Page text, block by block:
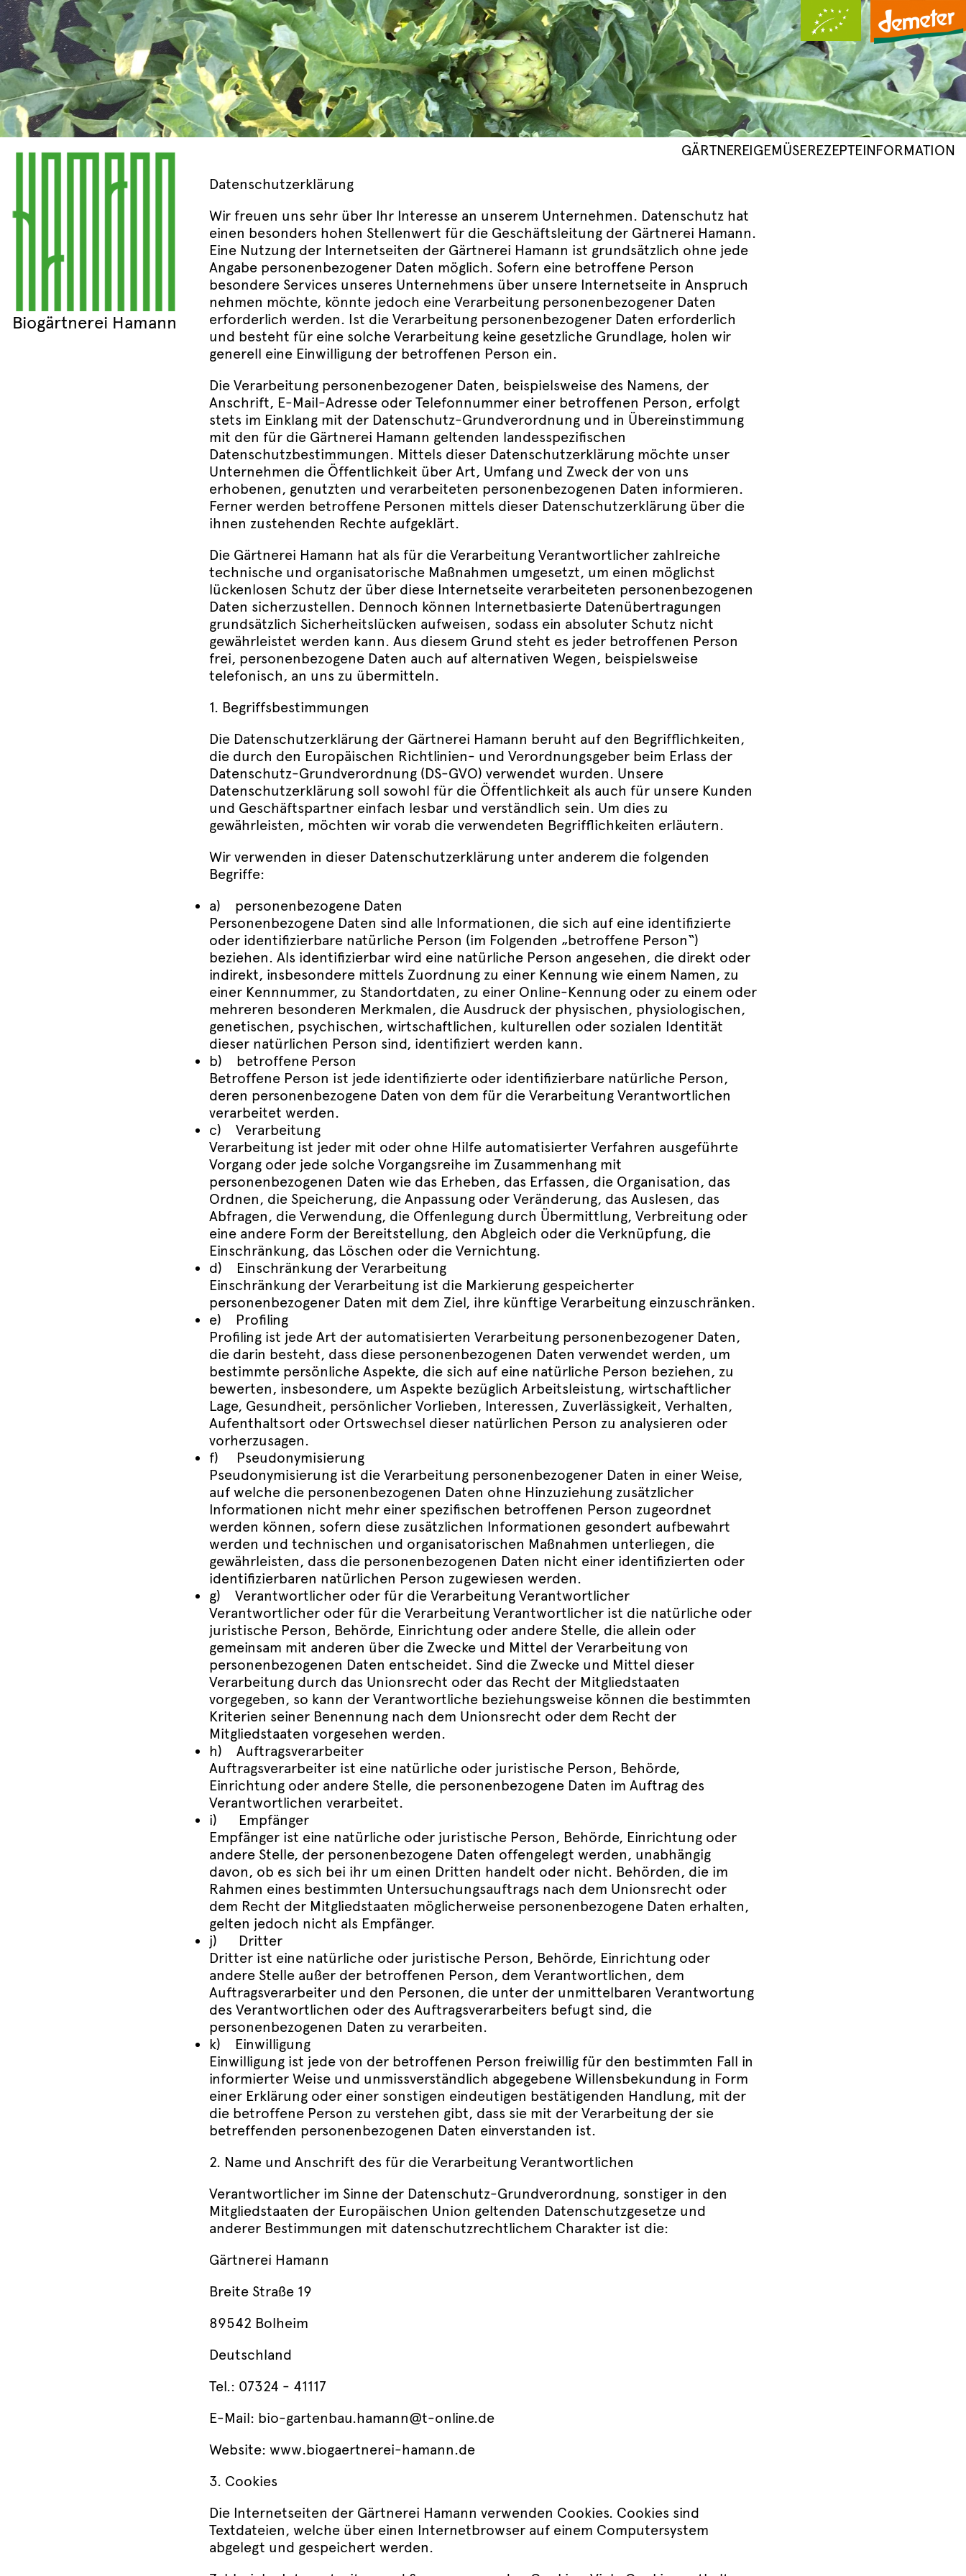
Biogärtnerei Hamann
GÄRTNEREIGEMÜSEREZEPTEINFORMATION
Datenschutzerklärung
Wir freuen uns sehr über Ihr Interesse an unserem Unternehmen. Datenschutz hat
einen besonders hohen Stellenwert für die Geschäftsleitung der Gärtnerei Hamann.
Eine Nutzung der Internetseiten der Gärtnerei Hamann ist grundsätzlich ohne jede
Angabe personenbezogener Daten möglich. Sofern eine betroffene Person
besondere Services unseres Unternehmens über unsere Internetseite in Anspruch
nehmen möchte, könnte jedoch eine Verarbeitung personenbezogener Daten
erforderlich werden. Ist die Verarbeitung personenbezogener Daten erforderlich
und besteht für eine solche Verarbeitung keine gesetzliche Grundlage, holen wir
generell eine Einwilligung der betroffenen Person ein.
Die Verarbeitung personenbezogener Daten, beispielsweise des Namens, der
Anschrift, E-Mail-Adresse oder Telefonnummer einer betroffenen Person, erfolgt
stets im Einklang mit der Datenschutz-Grundverordnung und in Übereinstimmung
mit den für die Gärtnerei Hamann geltenden landesspezifischen
Datenschutzbestimmungen. Mittels dieser Datenschutzerklärung möchte unser
Unternehmen die Öffentlichkeit über Art, Umfang und Zweck der von uns
erhobenen, genutzten und verarbeiteten personenbezogenen Daten informieren.
Ferner werden betroffene Personen mittels dieser Datenschutzerklärung über die
ihnen zustehenden Rechte aufgeklärt.
Die Gärtnerei Hamann hat als für die Verarbeitung Verantwortlicher zahlreiche
technische und organisatorische Maßnahmen umgesetzt, um einen möglichst
lückenlosen Schutz der über diese Internetseite verarbeiteten personenbezogenen
Daten sicherzustellen. Dennoch können Internetbasierte Datenübertragungen
grundsätzlich Sicherheitslücken aufweisen, sodass ein absoluter Schutz nicht
gewährleistet werden kann. Aus diesem Grund steht es jeder betroffenen Person
frei, personenbezogene Daten auch auf alternativen Wegen, beispielsweise
telefonisch, an uns zu übermitteln.
1. Begriffsbestimmungen
Die Datenschutzerklärung der Gärtnerei Hamann beruht auf den Begrifflichkeiten,
die durch den Europäischen Richtlinien- und Verordnungsgeber beim Erlass der
Datenschutz-Grundverordnung (DS-GVO) verwendet wurden. Unsere
Datenschutzerklärung soll sowohl für die Öffentlichkeit als auch für unsere Kunden
und Geschäftspartner einfach lesbar und verständlich sein. Um dies zu
gewährleisten, möchten wir vorab die verwendeten Begrifflichkeiten erläutern.
Wir verwenden in dieser Datenschutzerklärung unter anderem die folgenden
Begriffe:
a) personenbezogene Daten
Personenbezogene Daten sind alle Informationen, die sich auf eine identifizierte
oder identifizierbare natürliche Person (im Folgenden „betroffene Person“)
beziehen. Als identifizierbar wird eine natürliche Person angesehen, die direkt oder
indirekt, insbesondere mittels Zuordnung zu einer Kennung wie einem Namen, zu
einer Kennnummer, zu Standortdaten, zu einer Online-Kennung oder zu einem oder
mehreren besonderen Merkmalen, die Ausdruck der physischen, physiologischen,
genetischen, psychischen, wirtschaftlichen, kulturellen oder sozialen Identität
dieser natürlichen Person sind, identifiziert werden kann.
b) betroffene Person
Betroffene Person ist jede identifizierte oder identifizierbare natürliche Person,
deren personenbezogene Daten von dem für die Verarbeitung Verantwortlichen
verarbeitet werden.
c) Verarbeitung
Verarbeitung ist jeder mit oder ohne Hilfe automatisierter Verfahren ausgeführte
Vorgang oder jede solche Vorgangsreihe im Zusammenhang mit
personenbezogenen Daten wie das Erheben, das Erfassen, die Organisation, das
Ordnen, die Speicherung, die Anpassung oder Veränderung, das Auslesen, das
Abfragen, die Verwendung, die Offenlegung durch Übermittlung, Verbreitung oder
eine andere Form der Bereitstellung, den Abgleich oder die Verknüpfung, die
Einschränkung, das Löschen oder die Vernichtung.
d) Einschränkung der Verarbeitung
Einschränkung der Verarbeitung ist die Markierung gespeicherter
personenbezogener Daten mit dem Ziel, ihre künftige Verarbeitung einzuschränken.
e) Profiling
Profiling ist jede Art der automatisierten Verarbeitung personenbezogener Daten,
die darin besteht, dass diese personenbezogenen Daten verwendet werden, um
bestimmte persönliche Aspekte, die sich auf eine natürliche Person beziehen, zu
bewerten, insbesondere, um Aspekte bezüglich Arbeitsleistung, wirtschaftlicher
Lage, Gesundheit, persönlicher Vorlieben, Interessen, Zuverlässigkeit, Verhalten,
Aufenthaltsort oder Ortswechsel dieser natürlichen Person zu analysieren oder
vorherzusagen.
f) Pseudonymisierung
Pseudonymisierung ist die Verarbeitung personenbezogener Daten in einer Weise,
auf welche die personenbezogenen Daten ohne Hinzuziehung zusätzlicher
Informationen nicht mehr einer spezifischen betroffenen Person zugeordnet
werden können, sofern diese zusätzlichen Informationen gesondert aufbewahrt
werden und technischen und organisatorischen Maßnahmen unterliegen, die
gewährleisten, dass die personenbezogenen Daten nicht einer identifizierten oder
identifizierbaren natürlichen Person zugewiesen werden.
g) Verantwortlicher oder für die Verarbeitung Verantwortlicher
Verantwortlicher oder für die Verarbeitung Verantwortlicher ist die natürliche oder
juristische Person, Behörde, Einrichtung oder andere Stelle, die allein oder
gemeinsam mit anderen über die Zwecke und Mittel der Verarbeitung von
personenbezogenen Daten entscheidet. Sind die Zwecke und Mittel dieser
Verarbeitung durch das Unionsrecht oder das Recht der Mitgliedstaaten
vorgegeben, so kann der Verantwortliche beziehungsweise können die bestimmten
Kriterien seiner Benennung nach dem Unionsrecht oder dem Recht der
Mitgliedstaaten vorgesehen werden.
h) Auftragsverarbeiter
Auftragsverarbeiter ist eine natürliche oder juristische Person, Behörde,
Einrichtung oder andere Stelle, die personenbezogene Daten im Auftrag des
Verantwortlichen verarbeitet.
i) Empfänger
Empfänger ist eine natürliche oder juristische Person, Behörde, Einrichtung oder
andere Stelle, der personenbezogene Daten offengelegt werden, unabhängig
davon, ob es sich bei ihr um einen Dritten handelt oder nicht. Behörden, die im
Rahmen eines bestimmten Untersuchungsauftrags nach dem Unionsrecht oder
dem Recht der Mitgliedstaaten möglicherweise personenbezogene Daten erhalten,
gelten jedoch nicht als Empfänger.
j) Dritter
Dritter ist eine natürliche oder juristische Person, Behörde, Einrichtung oder
andere Stelle außer der betroffenen Person, dem Verantwortlichen, dem
Auftragsverarbeiter und den Personen, die unter der unmittelbaren Verantwortung
des Verantwortlichen oder des Auftragsverarbeiters befugt sind, die
personenbezogenen Daten zu verarbeiten.
k) Einwilligung
Einwilligung ist jede von der betroffenen Person freiwillig für den bestimmten Fall in
informierter Weise und unmissverständlich abgegebene Willensbekundung in Form
einer Erklärung oder einer sonstigen eindeutigen bestätigenden Handlung, mit der
die betroffene Person zu verstehen gibt, dass sie mit der Verarbeitung der sie
betreffenden personenbezogenen Daten einverstanden ist.
2. Name und Anschrift des für die Verarbeitung Verantwortlichen
Verantwortlicher im Sinne der Datenschutz-Grundverordnung, sonstiger in den
Mitgliedstaaten der Europäischen Union geltenden Datenschutzgesetze und
anderer Bestimmungen mit datenschutzrechtlichem Charakter ist die:
Gärtnerei Hamann
Breite Straße 19
89542 Bolheim
Deutschland
Tel.: 07324 - 41117
E-Mail: bio-gartenbau.hamann@t-online.de
Website: www.biogaertnerei-hamann.de
3. Cookies
Die Internetseiten der Gärtnerei Hamann verwenden Cookies. Cookies sind
Textdateien, welche über einen Internetbrowser auf einem Computersystem
abgelegt und gespeichert werden.